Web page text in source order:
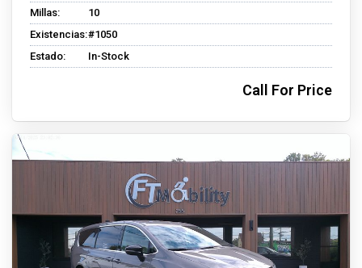
Millas:
10
Existencias:#1050
Estado:
In-Stock
Call For Price